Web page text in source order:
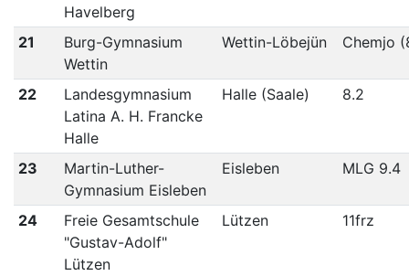
Havelberg
21
Burg-Gymnasium
Wettin
Wettin-Löbejün Chemjo
22
Landesgymnasium
Latina A. H. Francke
Halle
Halle (Saale) 8.2
23
Martin-Luther-
Gymnasium Eisleben
Eisleben MLG 9.4
24
Freie Gesamtschule
"Gustav-Adolf"
Lützen
Lützen 11frz